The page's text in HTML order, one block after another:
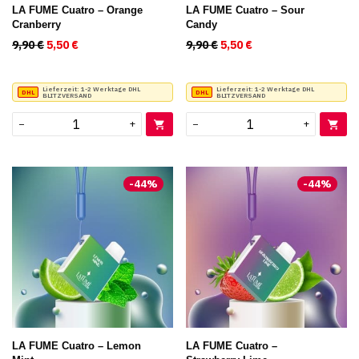
LA FUME Cuatro – Orange
Cranberry
9,90€Ursprünglicher Preis war: 9,90 €
5,50€ Aktueller Preis ist: 5,50 €.
Lieferzeit: 1-2 Werktage DHL
BLITZVERSAND
− +
LA FUME Cuatro – Sour
Candy
9,90€Ursprünglicher Preis
5,50€
Lieferzeit: 1-2 Werktage DHL
BLITZVERSAND
− +
-44%
LA FUME Cuatro – Lemon
-44%
LA FUME Cuatro –